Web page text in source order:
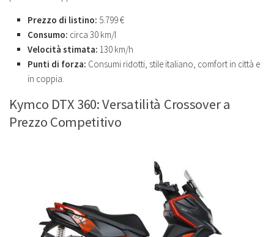
Prezzo di listino: 5.799 €
Consumo: circa 30 km/l
Velocità stimata: 130 km/h
Punti di forza: Consumi ridotti, stile italiano, comfort in città e
in coppia.
Kymco DTX 360: Versatilità Crossover a
Prezzo Competitivo